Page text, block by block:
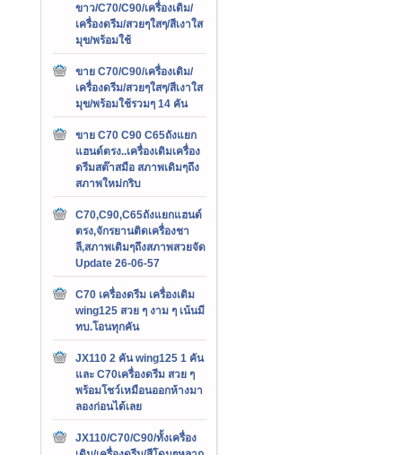
ขาว/C70/C90/เครื่องเดิม/
เครื่องดรีม/สวยๆใสๆ/สีเงาใส
มุข/พร้อมใช้
ขาย C70/C90/เครื่องเดิม/
เครื่องดรีม/สวยๆใสๆ/สีเงาใส
มุข/พร้อมใช้รวมๆ 14 คัน
ขาย C70 C90 C65ถังแยก
แฮนด์ตรง..เครื่องเดิมเครื่อง
ดรีมสต๊าสมือ สภาพเดิมๆถึง
สภาพใหม่กริบ
C70,C90,C65ถังแยกแฮนด์
ตรง,จักรยานติดเครื่องชา
ลี,สภาพเดิมๆถึงสภาพสวยจัด
Update 26-06-57
C70 เครื่องดรีม เครื่องเดิม
wing125 สวย ๆ งาม ๆ เน้นมี
ทบ.โอนทุกคัน
JX110 2 คัน wing125 1 คัน
และ C70เครื่องดรีม สวย ๆ
พร้อมโชว์เหมือนออกห้างมา
ลองก่อนได้เลย
JX110/C70/C90/ทั้งเครื่อง